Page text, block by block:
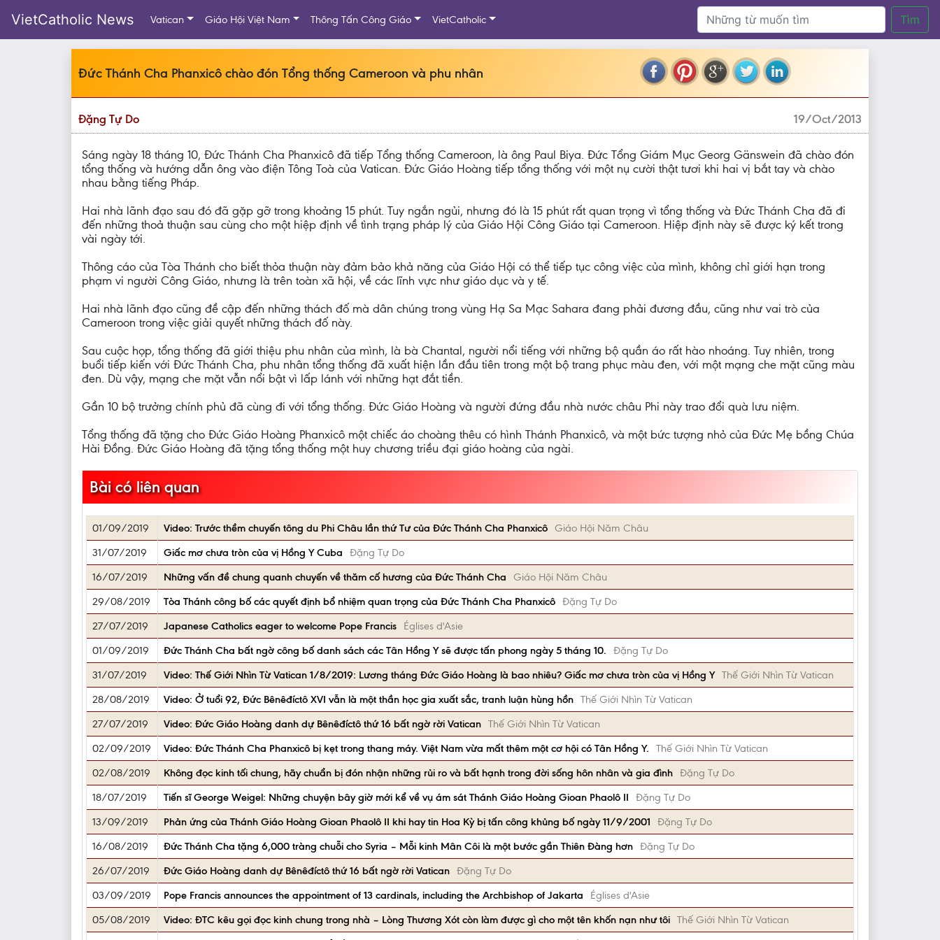
VietCatholic News Vatican Giáo Hội Việt Nam Thông Tấn Công Giáo VietCatholic Tìm
Đức Thánh Cha Phanxicô chào đón Tổng thống Cameroon và phu nhân
Đặng Tự Do 19/Oct/2013
Sáng ngày 18 tháng 10, Đức Thánh Cha Phanxicô đã tiếp Tổng thống Cameroon, là ông Paul Biya. Đức Tổng Giám Mục Georg Gänswein đã chào đón
tổng thống và hướng dẫn ông vào điện Tông Toà của Vatican. Đức Giáo Hoàng tiếp tổng thống với một nụ cười thật tươi khi hai vị bắt tay và chào
nhau bằng tiếng Pháp.
Hai nhà lãnh đạo sau đó đã gặp gỡ trong khoảng 15 phút. Tuy ngắn ngủi, nhưng đó là 15 phút rất quan trọng vì tổng thống và Đức Thánh Cha đã đi
đến những thoả thuận sau cùng cho một hiệp định về tình trạng pháp lý của Giáo Hội Công Giáo tại Cameroon. Hiệp định này sẽ được ký kết trong
vài ngày tới.
Thông cáo của Tòa Thánh cho biết thỏa thuận này đảm bảo khả năng của Giáo Hội có thể tiếp tục công việc của mình, không chỉ giới hạn trong
phạm vi người Công Giáo, nhưng là trên toàn xã hội, về các lĩnh vực như giáo dục và y tế.
Hai nhà lãnh đạo cũng đề cập đến những thách đố mà dân chúng trong vùng Hạ Sa Mạc Sahara đang phải đương đầu, cũng như vai trò của
Cameroon trong việc giải quyết những thách đố này.
Sau cuộc họp, tổng thống đã giới thiệu phu nhân của mình, là bà Chantal, người nổi tiếng với những bộ quần áo rất hào nhoáng. Tuy nhiên, trong
buổi tiếp kiến với Đức Thánh Cha, phu nhân tổng thống đã xuất hiện lần đầu tiên trong một bộ trang phục màu đen, với một mạng che mặt cũng màu
đen. Dù vậy, mạng che mặt vẫn nổi bật vì lấp lánh với những hạt đắt tiền.
Gần 10 bộ trưởng chính phủ đã cùng đi với tổng thống. Đức Giáo Hoàng và người đứng đầu nhà nước châu Phi này trao đổi quà lưu niệm.
Tổng thống đã tặng cho Đức Giáo Hoàng Phanxicô một chiếc áo choàng thêu có hình Thánh Phanxicô, và một bức tượng nhỏ của Đức Mẹ bồng Chúa
Hài Đồng. Đức Giáo Hoàng đã tặng tổng thống một huy chương triều đại giáo hoàng của ngài.
Bài có liên quan
01/09/2019 Video: Trước thềm chuyến tông du Phi Châu lần thứ Tư của Đức Thánh Cha Phanxicô Giáo Hội Năm Châu
31/07/2019
Giấc mơ chưa tròn của vị Hồng Y Cuba
Đặng Tự Do
16/07/2019
Những vấn đề chung quanh chuyến về thăm cố hương của Đức Thánh Cha
Giáo Hội Năm Châu
29/08/2019
Tòa Thánh công bố các quyết định bổ nhiệm quan trọng của Đức Thánh Cha Phanxicô Đặng Tự Do
27/07/2019
Japanese Catholics eager to welcome Pope Francis
Églises d'Asie
01/09/2019
Đức Thánh Cha bất ngờ công bố danh sách các Tân Hồng Y sẽ được tấn phong ngày 5 tháng 10.
Đặng Tự Do
31/07/2019
Video: Thế Giới Nhìn Từ Vatican 1/8/2019: Lương tháng Đức Giáo Hoàng là bao nhiêu? Giấc mơ chưa tròn của vị Hồng Y Thế Giới Nhìn Từ Vatican
28/08/2019
Video: Ở tuổi 92, Đức Bênêđíctô XVI vẫn là một thần học gia xuất sắc, tranh luận hùng hồn Thế Giới Nhìn Từ Vatican
27/07/2019
Video: Đức Giáo Hoàng danh dự Bênêđíctô thứ 16 bất ngờ rời Vatican Thế Giới Nhìn Từ Vatican
02/09/2019
Video: Đức Thánh Cha Phanxicô bị kẹt trong thang máy. Việt Nam vừa mất thêm một cơ hội có Tân Hồng Y.
Thế Giới Nhìn Từ Vatican
02/08/2019
Không đọc kinh tối chung, hãy chuẩn bị đón nhận những rủi ro và bất hạnh trong đời sống hôn nhân và gia đình Đặng Tự Do
18/07/2019
Tiến sĩ George Weigel: Những chuyện bây giờ mới kể về vụ ám sát Thánh Giáo Hoàng Gioan Phaolô II
Đặng Tự Do
13/09/2019
Phản ứng của Thánh Giáo Hoàng Gioan Phaolô II khi hay tin Hoa Kỳ bị tấn công khủng bố ngày 11/9/2001
Đặng Tự Do
16/08/2019
Đức Thánh Cha tặng 6,000 tràng chuỗi cho Syria – Mỗi kinh Mân Côi là một bước gần Thiên Đàng hơn Đặng Tự Do
26/07/2019
Đức Giáo Hoàng danh dự Bênêđíctô thứ 16 bất ngờ rời Vatican Đặng Tự Do
03/09/2019
Pope Francis announces the appointment of 13 cardinals, including the Archbishop of Jakarta
Églises d'Asie
05/08/2019
Video: ĐTC kêu gọi đọc kinh chung trong nhà – Lòng Thương Xót còn làm được gì cho một tên khốn nạn như tôi Thế Giới Nhìn Từ Vatican